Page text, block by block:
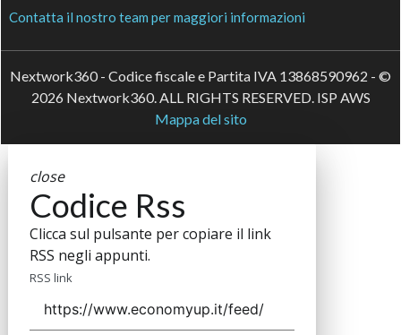
Contatta il nostro team per maggiori informazioni
Nextwork360 - Codice fiscale e Partita IVA 13868590962 - ©
2026 Nextwork360. ALL RIGHTS RESERVED. ISP AWS
Mappa del sito
close
Codice Rss
Clicca sul pulsante per copiare il link
RSS negli appunti.
RSS link